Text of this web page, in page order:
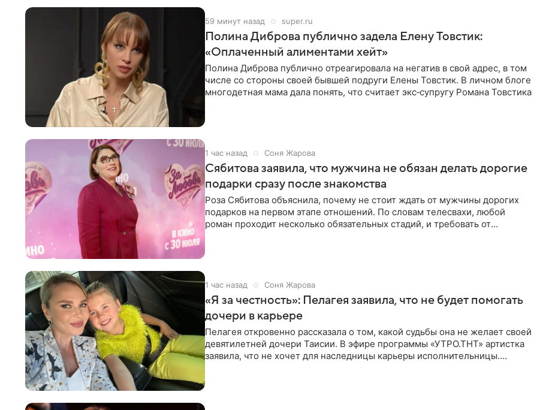
59 минут назад super.ru
Полина Диброва публично задела Елену Товстик:
«Оплаченный алиментами хейт»
Полина Диброва публично отреагировала на негатив в свой адрес, в том
числе со стороны своей бывшей подруги Елены Товстик. В личном блоге
многодетная мама дала понять, что считает экс‑супругу Романа Товстика
1 час назад Соня Жарова
Сябитова заявила, что мужчина не обязан делать дорогие
подарки сразу после знакомства
Роза Сябитова объяснила, почему не стоит ждать от мужчины дорогих
подарков на первом этапе отношений. По словам телесвахи, любой
роман проходит несколько обязательных стадий, и требовать от
1 час назад Соня Жарова
«Я за честность»: Пелагея заявила, что не будет помогать
дочери в карьере
Пелагея откровенно рассказала о том, какой судьбы она не желает своей
девятилетней дочери Таисии. В эфире программы «УТРО.ТНТ» артистка
заявила, что не хочет для наследницы карьеры исполнительницы.